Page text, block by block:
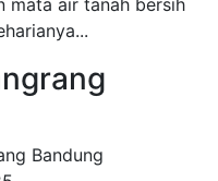
mata air tanah bersih
Bandung